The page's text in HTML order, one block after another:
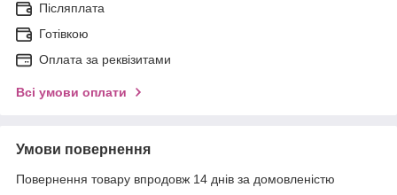
Післяплата
Готівкою
Оплата за реквізитами
Всі умови оплати
Умови повернення
Повернення товару впродовж 14 днів за домовленістю